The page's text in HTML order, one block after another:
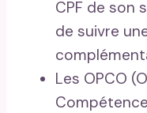
CPF de son
de suivre
Les OPCO